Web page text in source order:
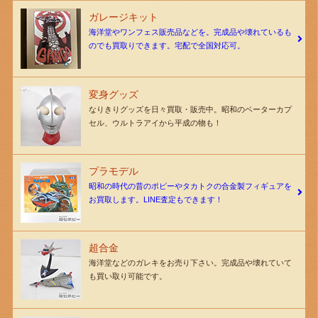
ガレージキット
海洋堂やワンフェス販売品などを。完成品や壊れているも
のでも買取りできます。宅配で全国対応可。
変身グッズ
なりきりグッズを日々買取・販売中。昭和のベーターカプ
セル、ウルトラアイから平成の物も！
プラモデル
昭和の時代の昔のポピーやタカトクの合金製フィギュアを
お買取します。LINE査定もできます！
超合金
海洋堂などのガレキをお売り下さい。完成品や壊れていて
も買い取り可能です。